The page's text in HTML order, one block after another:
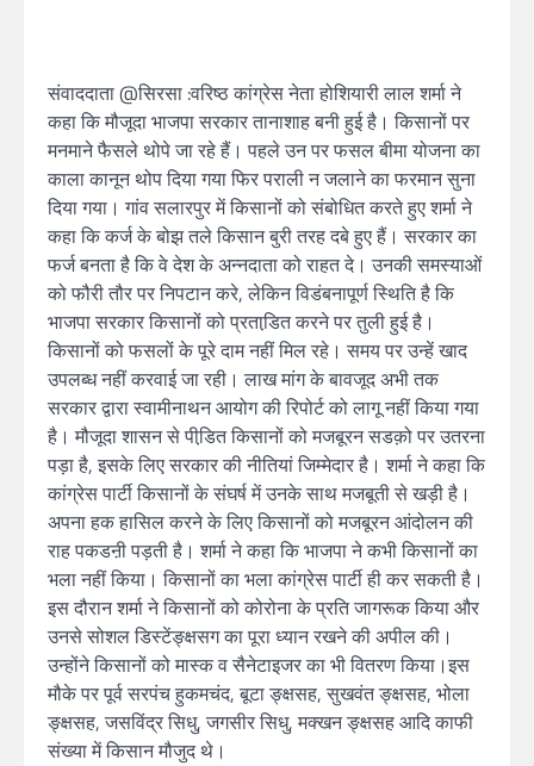
संवाददाता @सिरसा :वरिष्ठ कांग्रेस नेता होशियारी लाल शर्मा ने
कहा कि मौजूदा भाजपा सरकार तानाशाह बनी हुई है। किसानों पर
मनमाने फैसले थोपे जा रहे हैं। पहले उन पर फसल बीमा योजना का
काला कानून थोप दिया गया फिर पराली न जलाने का फरमान सुना
दिया गया। गांव सलारपुर में किसानों को संबोधित करते हुए शर्मा ने
कहा कि कर्ज के बोझ तले किसान बुरी तरह दबे हुए हैं। सरकार का
फर्ज बनता है कि वे देश के अन्नदाता को राहत दे। उनकी समस्याओं
को फौरी तौर पर निपटान करे, लेकिन विडंबनापूर्ण स्थिति है कि
भाजपा सरकार किसानों को प्रताडि़त करने पर तुली हुई है।
किसानों को फसलों के पूरे दाम नहीं मिल रहे। समय पर उन्हें खाद
उपलब्ध नहीं करवाई जा रही। लाख मांग के बावजूद अभी तक
सरकार द्वारा स्वामीनाथन आयोग की रिपोर्ट को लागू नहीं किया गया
है। मौजूदा शासन से पीडि़त किसानों को मजबूरन सडक़ो पर उतरना
पड़ा है, इसके लिए सरकार की नीतियां जिम्मेदार है। शर्मा ने कहा कि
कांग्रेस पार्टी किसानों के संघर्ष में उनके साथ मजबूती से खड़ी है।
अपना हक हासिल करने के लिए किसानों को मजबूरन आंदोलन की
राह पकडऩी पड़ती है। शर्मा ने कहा कि भाजपा ने कभी किसानों का
भला नहीं किया। किसानों का भला कांग्रेस पार्टी ही कर सकती है।
इस दौरान शर्मा ने किसानों को कोरोना के प्रति जागरूक किया और
उनसे सोशल डिस्टेंङ्क्षसग का पूरा ध्यान रखने की अपील की।
उन्होंने किसानों को मास्क व सैनेटाइजर का भी वितरण किया।इस
मौके पर पूर्व सरपंच हुकमचंद, बूटा ङ्क्षसह, सुखवंत ङ्क्षसह, भोला
ङ्क्षसह, जसविंद्र सिधु, जगसीर सिधु, मक्खन ङ्क्षसह आदि काफी
संख्या में किसान मौजुद थे।